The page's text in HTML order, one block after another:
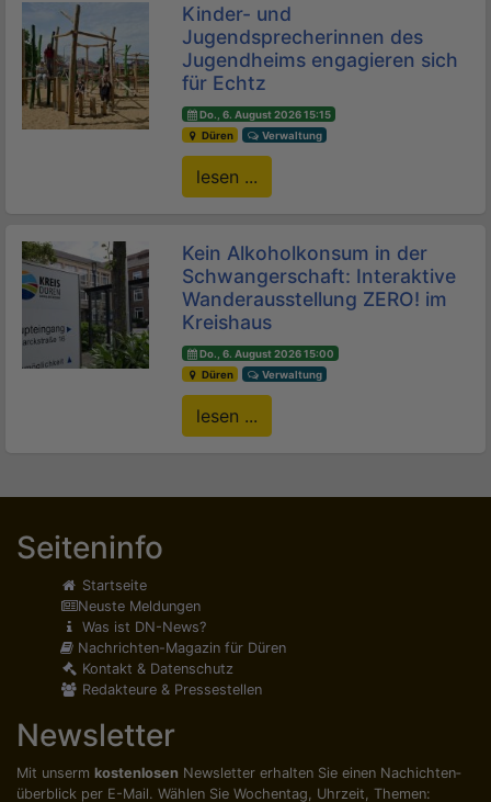
Kinder- und
Jugendsprecherinnen des
Jugendheims engagieren sich
für Echtz
Do., 6. August 2026 15:15
Düren
Verwaltung
lesen ...
Kein Alkoholkonsum in der
Schwangerschaft: Interaktive
Wanderausstellung ZERO! im
Kreishaus
Do., 6. August 2026 15:00
Düren
Verwaltung
lesen ...
Seiteninfo
Startseite
Neuste Meldungen
Was ist DN-News?
Nachrichten-Magazin für Düren
Kontakt & Datenschutz
Redakteure & Pressestellen
Newsletter
Mit unserm kostenlosen Newsletter erhalten Sie einen Nachichten­
überblick per E-Mail. Wählen Sie Wochentag, Uhrzeit, Themen: